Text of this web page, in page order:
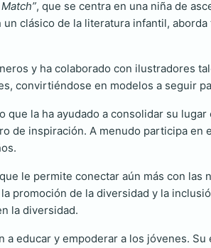
, que se centra en una niña de
clásico de la literatura infantil,
y ha colaborado con ilustradores
convirtiéndose en modelos a seguir
la ha ayudado a consolidar su
de inspiración. A menudo participa
le permite conectar aún más con
promoción de la diversidad y la
la diversidad.
educar y empoderar a los jóvenes.